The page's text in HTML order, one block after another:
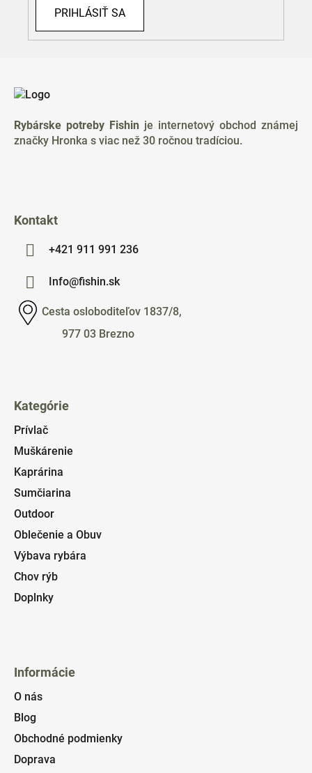
PRIHLÁSIŤ SA
Rybárske potreby Fishin je internetový obchod známej
značky Hronka s viac než 30 ročnou tradíciou.
Kontakt
+421 911 991 236
Info@fishin.sk
Cesta osloboditeľov 1837/8,
977 03 Brezno
Kategórie
Prívlač
Muškárenie
Kaprárina
Sumčiarina
Outdoor
Oblečenie a Obuv
Výbava rybára
Chov rýb
Doplnky
Informácie
O nás
Blog
Obchodné podmienky
Doprava